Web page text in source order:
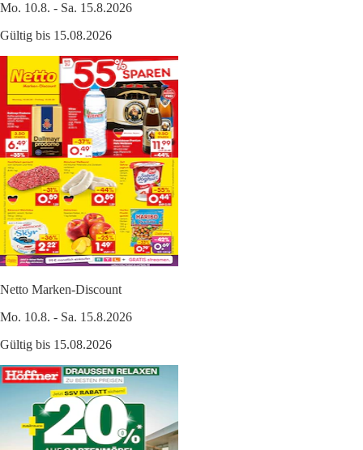
Mo. 10.8. - Sa. 15.8.2026
Gültig bis 15.08.2026
Netto Marken-Discount
Mo. 10.8. - Sa. 15.8.2026
Gültig bis 15.08.2026